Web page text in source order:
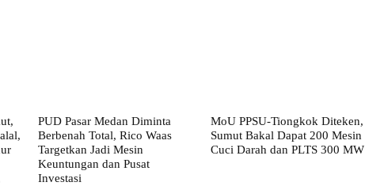
PUD Pasar Medan Diminta
Berbenah Total, Rico Waas
Targetkan Jadi Mesin
Keuntungan dan Pusat
Investasi
MoU PPSU-Tiongkok Diteken,
Sumut Bakal Dapat 200 Mesin
Cuci Darah dan PLTS 300 MW